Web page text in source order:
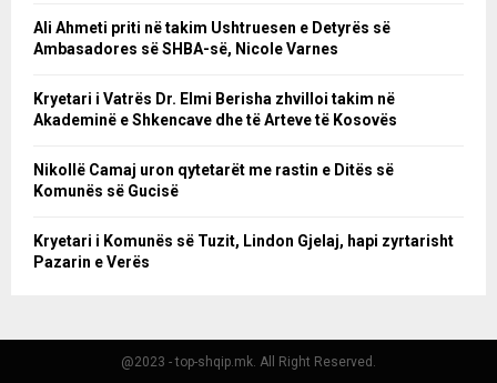
Ali Ahmeti priti në takim Ushtruesen e Detyrës së
Ambasadores së SHBA-së, Nicole Varnes
Kryetari i Vatrës Dr. Elmi Berisha zhvilloi takim në
Akademinë e Shkencave dhe të Arteve të Kosovës
Nikollë Camaj uron qytetarët me rastin e Ditës së
Komunës së Gucisë
Kryetari i Komunës së Tuzit, Lindon Gjelaj, hapi zyrtarisht
Pazarin e Verës
@2023 - top-shqip.mk. All Right Reserved.